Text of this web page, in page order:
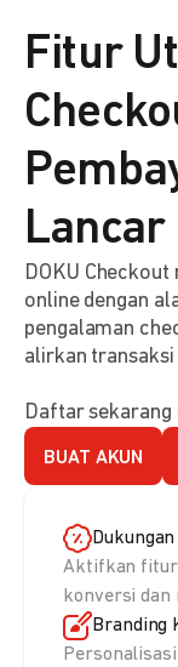
Fitur
Lancar
DOKU
online dengan
pengalaman
alirkan transaksi
Daftar
BUAT AKUN
Aktifkan fitur
konversi dan
Branding